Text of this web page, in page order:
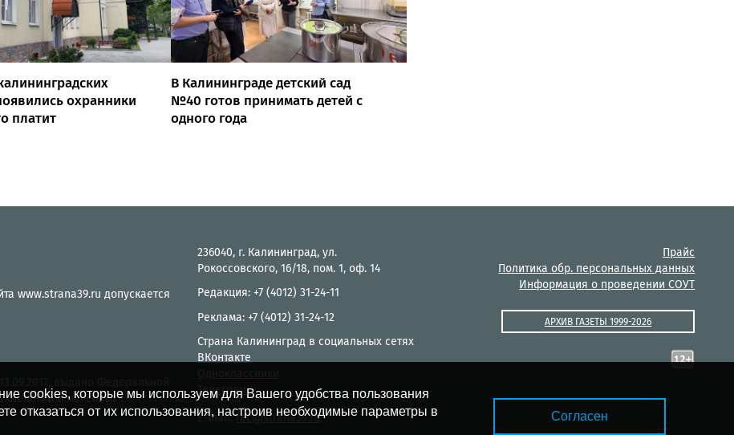
охранники
платит
В Калининграде детский сад
№40 готов принимать детей с
одного года
www.strana39.ru допускается
и массовых
236040, г. Калининград, ул.
Рокоссовского, 16/18, пом. 1, оф. 14
Редакция: +7 (4012) 31-24-11
Реклама: +7 (4012) 31-24-12
Страна Калининград в социальных сетях
ВКонтакте
Телеграм
E-mail:rec@strana39.ru
cookies, которые мы используем для Вашего удобства пользования
отказаться от их использования, настроив необходимые параметры в
Согласен
Прайс
Политика обр. персональных данных
Информация о проведении СОУТ
АРХИВ ГАЗЕТЫ 1999-2026